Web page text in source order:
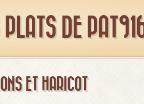
PLATS DE
ET HARICOT